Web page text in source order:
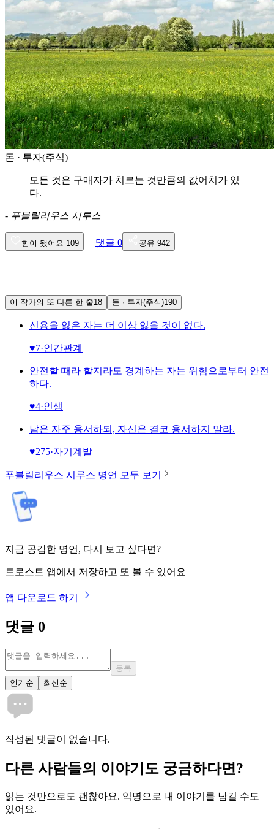
돈 · 투자(주식)
모든 것은 구매자가 치르는 것만큼의 값어치가 있
다.
- 푸블릴리우스 시루스
힘이 됐어요 109 댓글 0 공유 942
이 작가의 또 다른 한 줄18 돈 · 투자(주식)190
신용을 잃은 자는 더 이상 잃을 것이 없다.
♥7·인간관계
안전할 때라 할지라도 경계하는 자는 위험으로부터 안전
하다.
♥4·인생
남은 자주 용서하되, 자신은 결코 용서하지 말라.
♥275·자기계발
푸블릴리우스 시루스 명언 모두 보기
지금 공감한 명언, 다시 보고 싶다면?
트로스트 앱에서 저장하고 또 볼 수 있어요
앱 다운로드 하기
댓글 0
등록
인기순
최신순
작성된 댓글이 없습니다.
다른 사람들의 이야기도 궁금하다면?
읽는 것만으로도 괜찮아요. 익명으로 내 이야기를 남길 수도
있어요.